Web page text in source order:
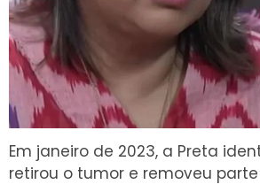
Em janeiro de 2023, a Preta
retirou o tumor e removeu